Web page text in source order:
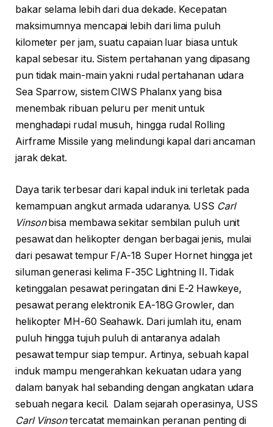
bakar selama lebih dari dua dekade. Kecepatan
maksimumnya mencapai lebih dari lima puluh
kilometer per jam, suatu capaian luar biasa untuk
kapal sebesar itu. Sistem pertahanan yang dipasang
pun tidak main-main yakni rudal pertahanan udara
Sea Sparrow, sistem CIWS Phalanx yang bisa
menembak ribuan peluru per menit untuk
menghadapi rudal musuh, hingga rudal Rolling
Airframe Missile yang melindungi kapal dari ancaman
jarak dekat.
Daya tarik terbesar dari kapal induk ini terletak pada
kemampuan angkut armada udaranya. USS Carl
Vinsonbisa membawa sekitar sembilan puluh unit
pesawat dan helikopter dengan berbagai jenis, mulai
dari pesawat tempur F/A-18 Super Hornet hingga jet
siluman generasi kelima F-35C Lightning II. Tidak
ketinggalan pesawat peringatan dini E-2 Hawkeye,
pesawat perang elektronik EA-18G Growler, dan
helikopter MH-60 Seahawk. Dari jumlah itu, enam
puluh hingga tujuh puluh di antaranya adalah
pesawat tempur siap tempur. Artinya, sebuah kapal
induk mampu mengerahkan kekuatan udara yang
dalam banyak hal sebanding dengan angkatan udara
sebuah negara kecil. Dalam sejarah operasinya, USS
Carl Vinsontercatat memainkan peranan penting di